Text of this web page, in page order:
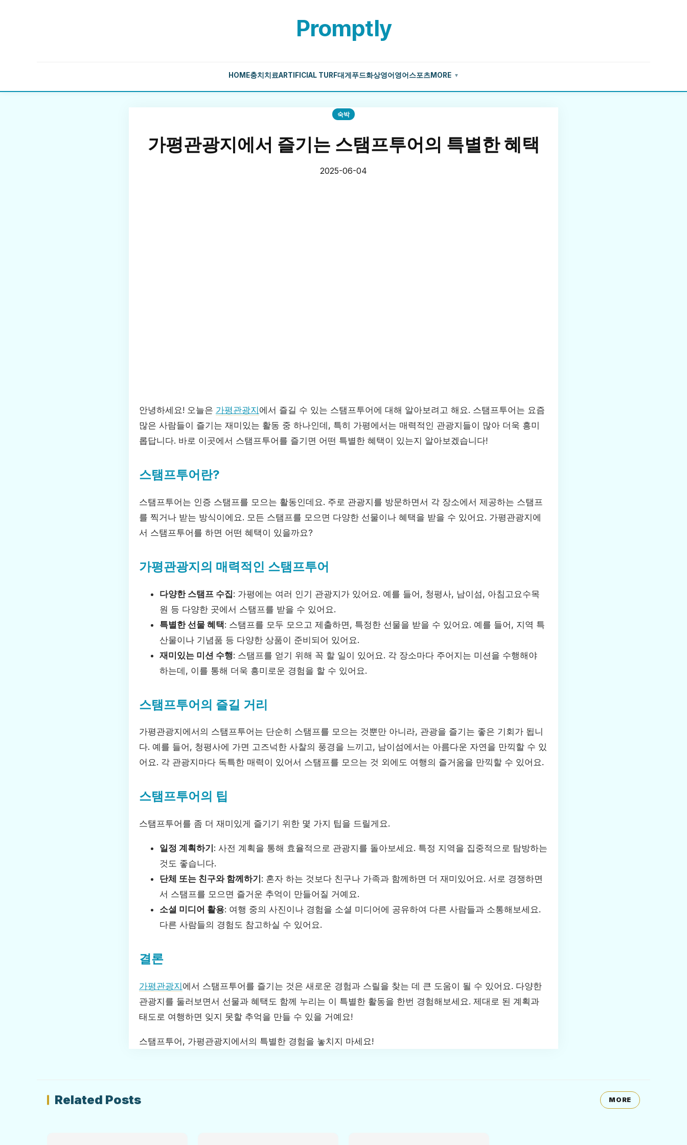
Promptly
HOME충치치료ARTIFICIAL TURF대게 푸드화상영어 영어 스포츠MORE ▼
숙박
가평관광지에서 즐기는 스탬프투어의 특별한 혜택
2025-06-04
안녕하세요! 오늘은 가평관광지 에서 즐길 수 있는 스탬프투어에 대해 알아보려고 해요. 스탬프투어는 요즘
많은 사람들이 즐기는 재미있는 활동 중 하나인데, 특히 가평에서는 매력적인 관광지들이 많아 더욱 흥미
롭답니다. 바로 이곳에서 스탬프투어를 즐기면 어떤 특별한 혜택이 있는지 알아보겠습니다!
스탬프투어란?
스탬프투어는 인증 스탬프를 모으는 활동인데요. 주로 관광지를 방문하면서 각 장소에서 제공하는 스탬프
를 찍거나 받는 방식이에요. 모든 스탬프를 모으면 다양한 선물이나 혜택을 받을 수 있어요. 가평관광지에
서 스탬프투어를 하면 어떤 혜택이 있을까요?
가평관광지의 매력적인 스탬프투어
다양한 스탬프 수집: 가평에는 여러 인기 관광지가 있어요. 예를 들어, 청평사, 남이섬, 아침고요수목
원 등 다양한 곳에서 스탬프를 받을 수 있어요.
특별한 선물 혜택: 스탬프를 모두 모으고 제출하면, 특정한 선물을 받을 수 있어요. 예를 들어, 지역 특
산물이나 기념품 등 다양한 상품이 준비되어 있어요.
재미있는 미션 수행: 스탬프를 얻기 위해 꼭 할 일이 있어요. 각 장소마다 주어지는 미션을 수행해야
하는데, 이를 통해 더욱 흥미로운 경험을 할 수 있어요.
스탬프투어의 즐길 거리
가평관광지에서의 스탬프투어는 단순히 스탬프를 모으는 것뿐만 아니라, 관광을 즐기는 좋은 기회가 됩니
다. 예를 들어, 청평사에 가면 고즈넉한 사찰의 풍경을 느끼고, 남이섬에서는 아름다운 자연을 만끽할 수 있
어요. 각 관광지마다 독특한 매력이 있어서 스탬프를 모으는 것 외에도 여행의 즐거움을 만끽할 수 있어요.
스탬프투어의 팁
스탬프투어를 좀 더 재미있게 즐기기 위한 몇 가지 팁을 드릴게요.
일정 계획하기 : 사전 계획을 통해 효율적으로 관광지를 돌아보세요. 특정 지역을 집중적으로 탐방하는
것도 좋습니다.
단체 또는 친구와 함께하기 : 혼자 하는 것보다 친구나 가족과 함께하면 더 재미있어요. 서로 경쟁하면
서 스탬프를 모으면 즐거운 추억이 만들어질 거예요.
소셜 미디어 활용: 여행 중의 사진이나 경험을 소셜 미디어에 공유하여 다른 사람들과 소통해보세요.
다른 사람들의 경험도 참고하실 수 있어요.
결론
가평관광지에서 스탬프투어를 즐기는 것은 새로운 경험과 스릴을 찾는 데 큰 도움이 될 수 있어요. 다양한
관광지를 둘러보면서 선물과 혜택도 함께 누리는 이 특별한 활동을 한번 경험해보세요. 제대로 된 계획과
태도로 여행하면 잊지 못할 추억을 만들 수 있을 거예요!
스탬프투어, 가평관광지에서의 특별한 경험을 놓치지 마세요!
Related Posts MORE